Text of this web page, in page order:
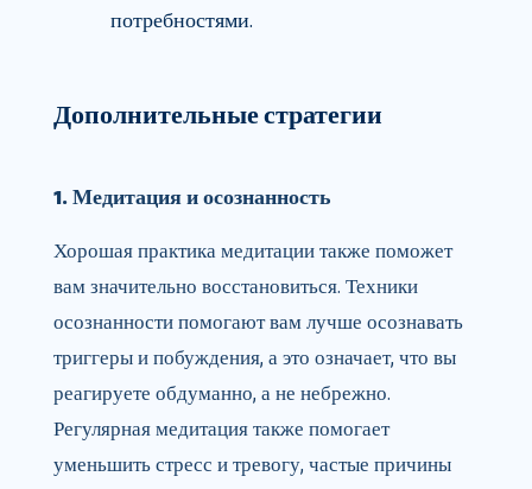
потребностями.
Дополнительные стратегии
1. Медитация и осознанность
Хорошая практика медитации также поможет
вам значительно восстановиться. Техники
осознанности помогают вам лучше осознавать
триггеры и побуждения, а это означает, что вы
реагируете обдуманно, а не небрежно.
Регулярная медитация также помогает
уменьшить стресс и тревогу, частые причины